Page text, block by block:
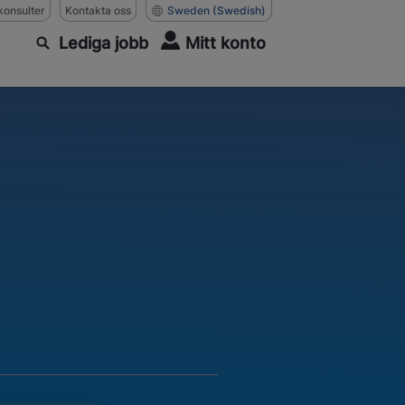
Kontakta oss Sweden (Swedish)
Lediga jobb Mitt konto